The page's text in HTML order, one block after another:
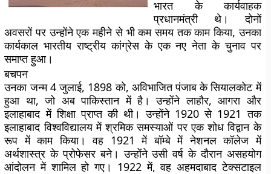
भारत के कार्यवाहक
प्रधानमंत्री थे। दोनों
अवसरों पर उन्होंने एक महीने से भी कम समय तक काम किया, उनका
कार्यकाल भारतीय राष्ट्रीय कांग्रेस के एक नए नेता के चुनाव पर
समाप्त हुआ।
बचपन
उनका जन्म 4 जुलाई, 1898 को, अविभाजित पंजाब के सियालकोट में
हुआ था, जो अब पाकिस्तान में है। उन्होंने लाहौर, आगरा और
इलाहाबाद में शिक्षा प्राप्त की थी। उन्होंने 1920 से 1921 तक
इलाहाबाद विश्वविद्यालय में श्रमिक समस्याओं पर एक शोध विद्वान के
रूप में काम किया। वह 1921 में बॉम्बे में नेशनल कॉलेज में
अर्थशास्त्र के प्रोफेसर बने। उन्होंने उसी वर्ष के दौरान असहयोग
आंदोलन में शामिल हो गए। 1922 में, वह अहमदाबाद टेक्सटाइल